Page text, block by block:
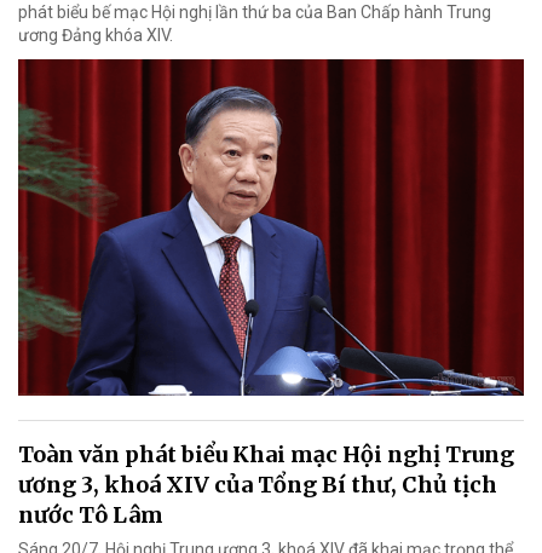
phát biểu bế mạc Hội nghị lần thứ ba của Ban Chấp hành Trung
ương Đảng khóa XIV.
Toàn văn phát biểu Khai mạc Hội nghị Trung
ương 3, khoá XIV của Tổng Bí thư, Chủ tịch
nước Tô Lâm